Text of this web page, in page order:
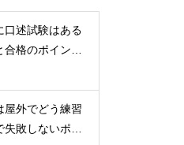
口述試験はある
合格のポイント
屋外でどう練習
失敗しないポイ